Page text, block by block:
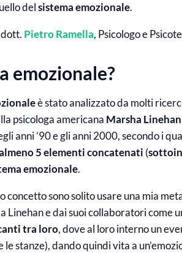
delsistema emozionale.
Pietro Ramella, Psicologo e
emozionale?
è stato analizzato da molti
psicologa americana Marsha Linehan
anni ’90 e gli anni 2000, secondo i
5 elementi concatenati (
emozionale.
concetto sono solito usare una mia
Linehan e dai suoi collaboratori come
tra loro, dove al loro interno un
le stanze), dando quindi vita a